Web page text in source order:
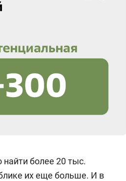
более 20 тыс.
их еще больше. И в